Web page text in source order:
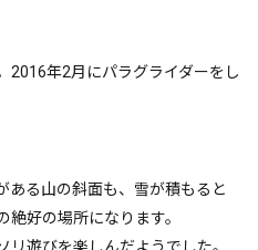
2016年2月にパラグライダーをし
ある山の斜面も、雪が積もると
好の場所になります。
遊びを楽しんだようでした。